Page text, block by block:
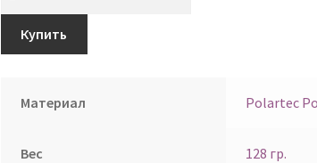
Купить
Материал Polartec
Вес 128 гр.